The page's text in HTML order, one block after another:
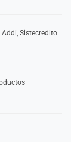
Sistecredito